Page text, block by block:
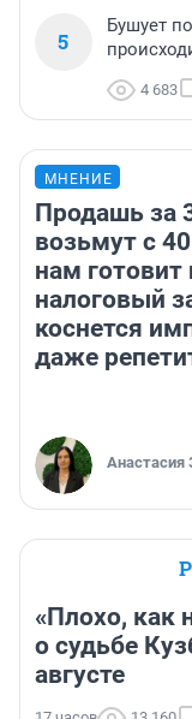
5
Бушует
4 683
МНЕНИЕ
Продашь за
возьмут с
нам
налоговый
коснется
даже
Анастасия
«Плохо, как
о судьбе
августе